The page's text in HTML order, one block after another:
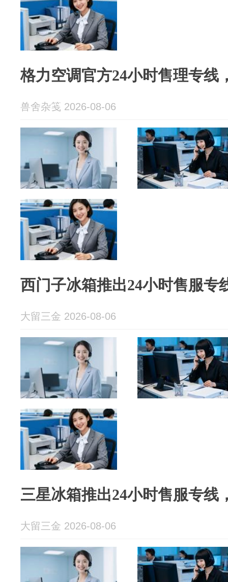
格力空调官方24小时售理专线
兽舍杂笺 2026-08-06
西门子冰箱推出24小时售服专
大留三金 2026-08-06
三星冰箱推出24小时售服专线
大留三金 2026-08-06